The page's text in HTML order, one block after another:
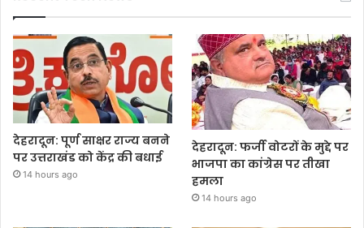
देहरादून: पूर्ण साक्षर राज्य बनने
पर उत्तराखंड को केंद्र की बधाई
14 hours ago
देहरादून: फर्जी वोटरों के मुद्दे पर
भाजपा का कांग्रेस पर तीखा
हमला
14 hours ago